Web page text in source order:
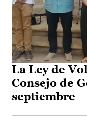
La Ley de
Consejo de
septiembre